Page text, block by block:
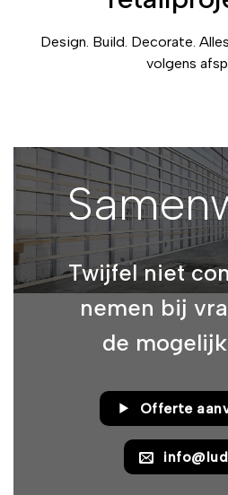
Design. Build. Decorate.
volgens
Twijfel niet
nemen bij
de
Offerte